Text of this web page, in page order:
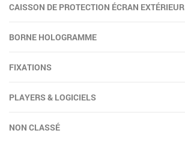
CAISSON DE PROTECTION ÉCRAN EXTÉRIEUR
BORNE HOLOGRAMME
FIXATIONS
PLAYERS & LOGICIELS
NON CLASSÉ